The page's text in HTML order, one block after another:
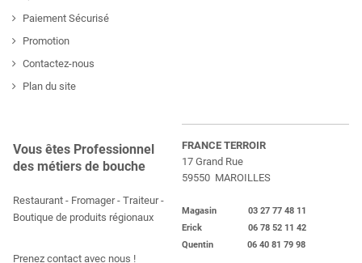
Paiement Sécurisé
Promotion
Contactez-nous
Plan du site
Vous êtes Professionnel
des métiers de bouche
Restaurant - Fromager - Traiteur -
Boutique de produits régionaux
Prenez contact avec nous !
FRANCE TERROIR
17 Grand Rue
59550 MAROILLES
Magasin 03 27 77 48 11
Erick 06 78 52 11 42
Quentin 06 40 81 79 98